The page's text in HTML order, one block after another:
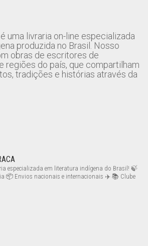
uma livraria on-line especializada
produzida no Brasil. Nosso
obras de escritores de
regiões do país, que compartilham
tradições e histórias através da
especializada em literatura indígena do Brasil! 🍃
📦 Envios nacionais e internacionais ✈️ 📚 Clube